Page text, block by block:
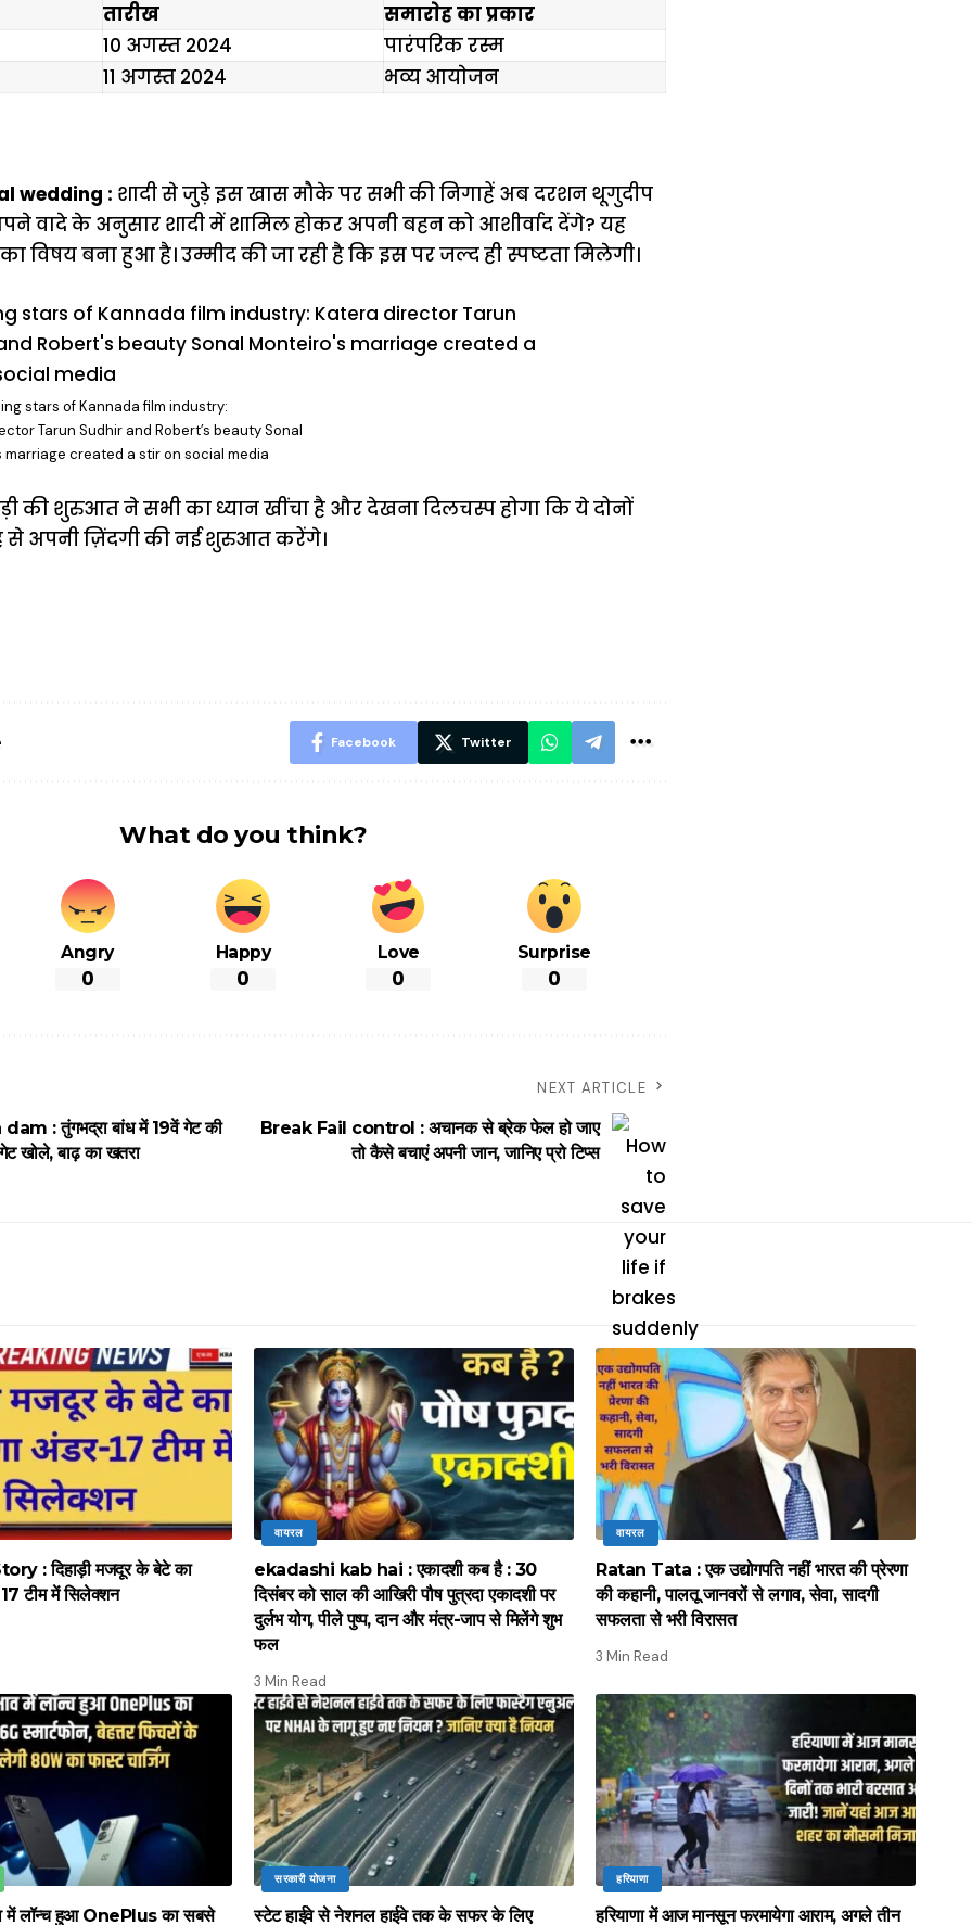
तारीख
समाराेह का प्रकार
10 अगस्त 2024
पारंपरिक रस्म
11 अगस्त 2024 भव्य आयाेजन
wedding : शादी से जुड़े इस खास मौके पर सभी की निगाहें अब दरशन थूगुदीप
वादे के अनुसार शादी में शामिल होकर अपनी बहन को आशीर्वाद देंगे? यह
विषय बना हुआ है। उम्मीद की जा रही है कि इस पर जल्द ही स्पष्टता मिलेगी।
stars of Kannada film industry:
Tarun Sudhir and Robert’s beauty Sonal
marriage created a stir on social media
की शुरुआत ने सभी का ध्यान खींचा है और देखना दिलचस्प होगा कि ये दोनों
से अपनी ज़िंदगी की नई शुरुआत करेंगे।
निगरानी
Facebook Twitter
What do you think?
Angry
0
Happy
0
Love
0
Surprise
0
: तुंगभद्रा बांध में 19वें गेट की
खोले, बाढ़ का खतरा
NEXT ARTICLE
Break Fail control : अचानक से ब्रेक फेल हो जाए
तो कैसे बचाएं अपनी जान, जानिए प्रो टिप्स
: दिहाड़ी मजदूर के बेटे का
टीम में सिलेक्शन
वायरल
ekadashi kab hai : एकादशी कब है : 30
दिसंबर को साल की आखिरी पौष पुत्रदा एकादशी पर
दुर्लभ योग, पीले पुष्प, दान और मंत्र-जाप से मिलेंगे शुभ
फल
3 Min Read
वायरल
Ratan Tata : एक उद्योगपति नहीं भारत की प्रेरणा
की कहानी, पालतू जानवरों से लगाव, सेवा, सादगी
सफलता से भरी विरासत
3 Min Read
में लॉन्च हुआ OnePlus का सबसे
सरकारी योजना
स्टेट हाईवे से नेशनल हाईवे तक के सफर के लिए
हरियाणा
हरियाणा में आज मानसून फरमायेगा आराम, अगले तीन